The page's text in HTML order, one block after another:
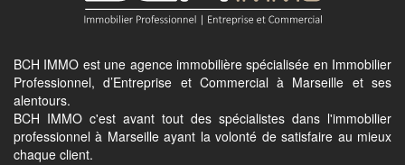
BCH IMMO est une agence immobilière spécialisée en Immobilier
Professionnel, d’Entreprise et Commercial à Marseille et ses
alentours.
BCH IMMO c'est avant tout des spécialistes dans l'immobilier
professionnel à Marseille ayant la volonté de satisfaire au mieux
chaque client.